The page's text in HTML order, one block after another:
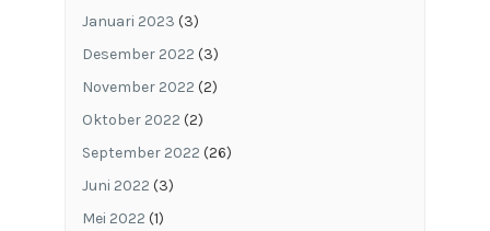
Januari 2023 (3)
Desember 2022 (3)
November 2022 (2)
Oktober 2022 (2)
September 2022 (26)
Juni 2022 (3)
Mei 2022 (1)